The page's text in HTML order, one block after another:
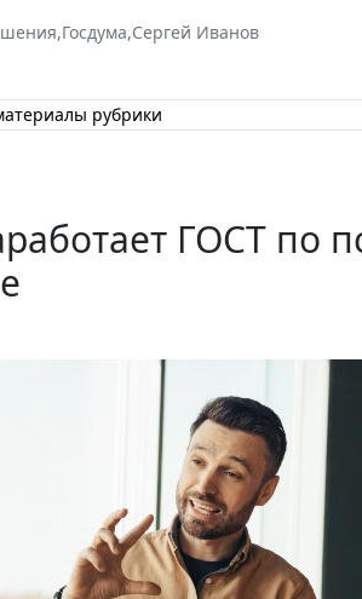
,Госдума,Сергей Иванов
рубрики
ГОСТ по